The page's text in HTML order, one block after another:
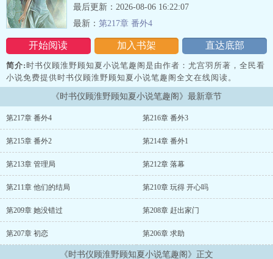
开始阅读 加入书架 直达底部
最后更新：2026-08-06 16:22:07
最新： 第217章 番外4
简介: 时书仪顾淮野顾知夏小说笔趣阁是由作者：尤宫羽所著，全民看
小说免费提供时书仪顾淮野顾知夏小说笔趣阁全文在线阅读。
三秒记住本站：全民看小说 网址：www.qmking.com
《时书仪顾淮野顾知夏小说笔趣阁》最新章节
第217章 番外4 第216章 番外3
第215章 番外2 第214章 番外1
第213章 管理局 第212章 落幕
第211章 他们的结局 第210章 玩得 开心吗
第209章 她没错过 第208章 赶出家门
第207章 初恋 第206章 求助
《时书仪顾淮野顾知夏小说笔趣阁》正文